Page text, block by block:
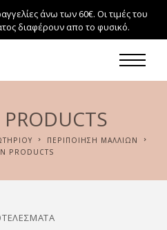
άνω των 60€. Οι τιμές του
διαφέρουν απο το φυσικό.
ΠΕΡΙΠΟΙΗΣΗ ΜΑΛΛΙΩΝ
IN PRODUCTS